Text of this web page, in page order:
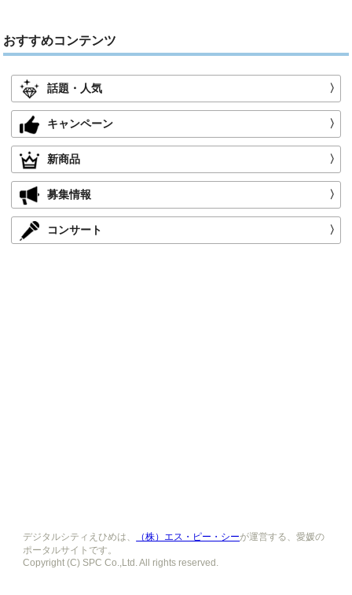
おすすめコンテンツ
話題・人気 〉
キャンペーン 〉
新商品 〉
募集情報 〉
コンサート 〉
デジタルシティえひめは、 （株）エス・ピー・シーが運営する、愛媛の
ポータルサイトです。
Copyright (C) SPC Co.,Ltd. All rights reserved.